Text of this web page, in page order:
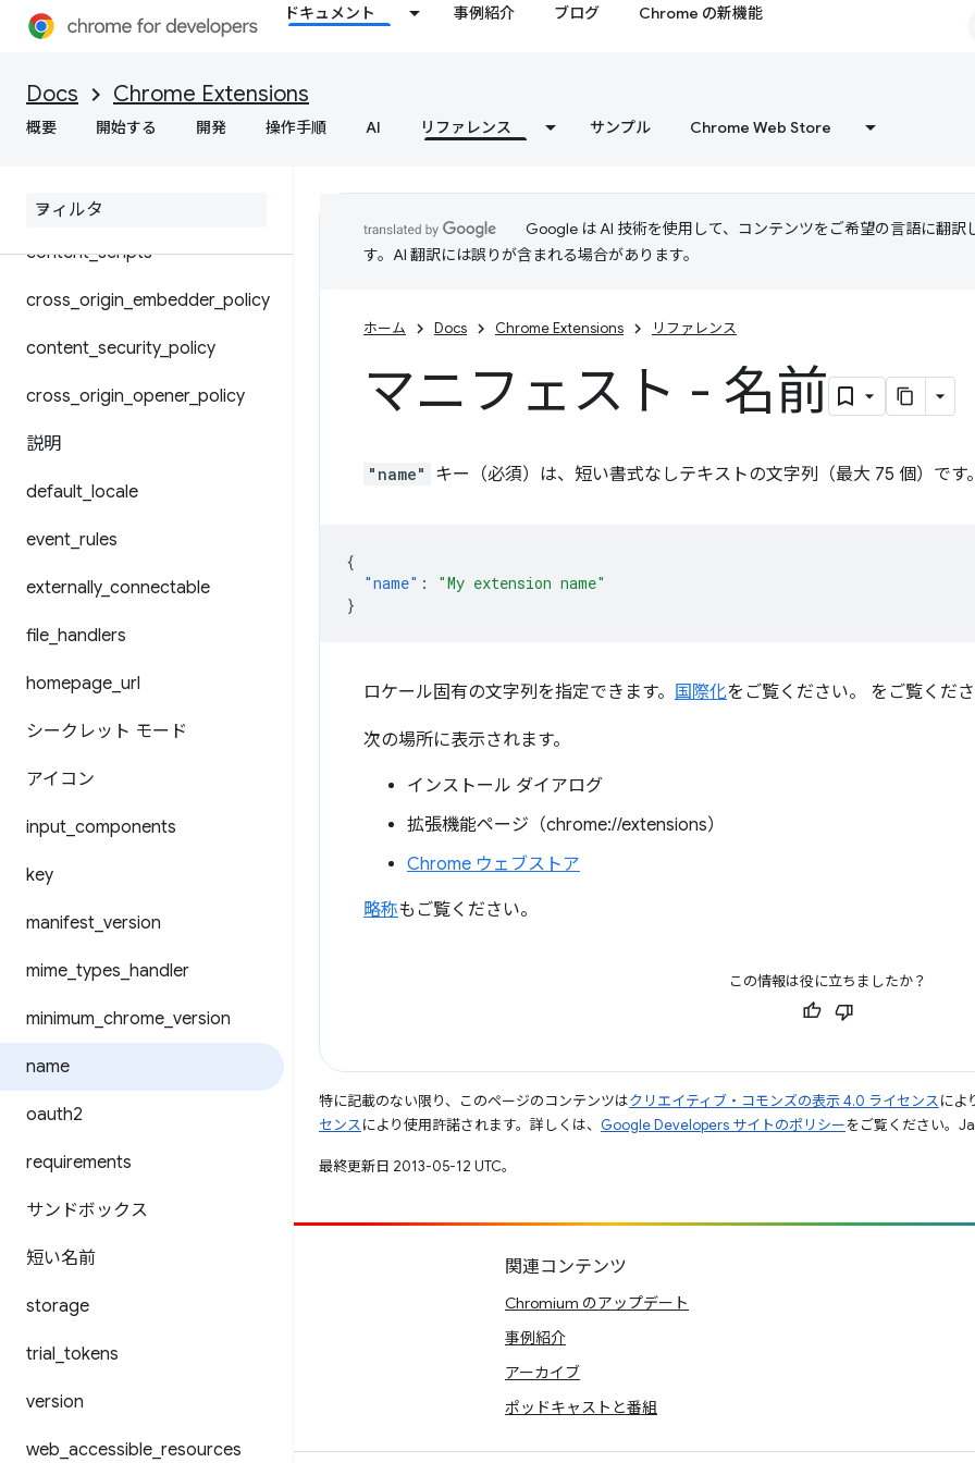
ドキュメント 事例紹介 ブログ Chrome の新機能
Docs Chrome Extensions
概要 開始する 開発 操作手順 AI リファレンス サンプル Chrome Web Store
マニフェスト ファイル形式
共有モジュール
Chrome 設定のオーバーライド
background
content_scripts
cross origin embedder_ policy
content security_ policy
cross origin opener_ policy
説明
default locale
event rules
externally_ connectable
file handlers
homepage url
シークレット モード
アイコン
input components
key
manifest version
mime types handler
minimum chrome version
name
oauth2
requirements
サンドボックス
短い名前
storage
trial tokens
version
web accessible resources
Google は AI 技術を使用して、コンテンツをご希望の言語に翻訳
す。AI 翻訳には誤りが含まれる場合があります。
ホーム Docs Chrome Extensions リファレンス
マニフェスト - 名前
"name" キー（必須）は、短い書式なしテキストの文字列（最大 75 個）です
{
"name" :
"My extension name"
}
ロケール固有の文字列を指定できます。 国際化をご覧ください。 をご覧くだ
次の場所に表示されます。
インストール ダイアログ
拡張機能ページ（chrome://extensions）
Chrome ウェブストア
略称もご覧ください。
この情報は役に立ちましたか？
特に記載のない限り、このページのコンテンツはクリエイティブ・コモンズの表示 4.0 ライセンスによ
センスにより使用許諾されます。詳しくは、 Google Developers サイトのポリシーをご覧ください。
最終更新日 2013-05-12 UTC。
投稿
バグを報告
関連コンテンツ
Chromium のアップデート
事例紹介
アーカイブ
ポッドキャストと番組